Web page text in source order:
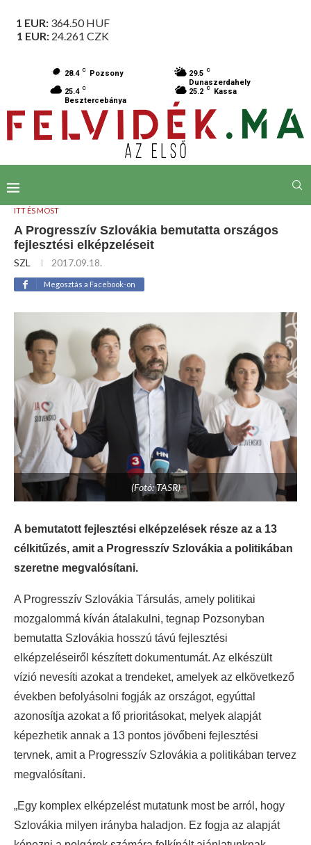
1 EUR: 364.50HUF
1 EUR: 24.261 CZK
28.4 C Pozsony 29.5 C
Dunaszerdahely
25.4 C
Besztercebánya
25.2 C Kassa
ITT ÉS MOST
A Progresszív Szlovákia bemutatta országos
fejlesztési elképzeléseit
SZL 2017.09.18.
Megosztás a Facebook-on
(Fotó: TASR)
A bemutatott fejlesztési elképzelések része az a 13
célkitűzés, amit a Progresszív Szlovákia a politikában
szeretne megvalósítani.
A Progresszív Szlovákia Társulás, amely politikai
mozgalommá kíván átalakulni, tegnap Pozsonyban
bemutatta Szlovákia hosszú távú fejlesztési
elképzeléseiről készített dokumentumát. Az elkészült
vízió nevesíti azokat a trendeket, amelyek az elkövetkező
években befolyásolni fogják az országot, egyúttal
azonosítja azokat a fő prioritásokat, melyek alapját
képezhetik annak a 13 pontos jövőbeni fejlesztési
tervnek, amit a Progresszív Szlovákia a politikában tervez
megvalósítani.
„Egy komplex elképzelést mutatunk most be arról, hogy
Szlovákia milyen irányba haladjon. Ez fogja az alapját